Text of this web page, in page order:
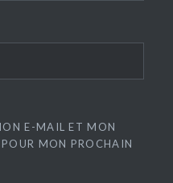
E-MAIL ET MON
MON PROCHAIN